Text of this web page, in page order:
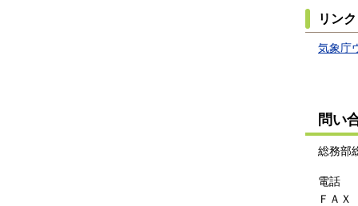
リンク
気象庁
問い
総務部
電話
ＦＡ